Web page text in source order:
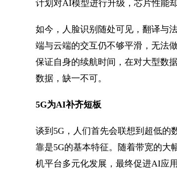
计划对AI模型进行升级，芯片性能
如今，人脸识别随处可见，翻译与
端与云端的交互仍不够平滑，无法
保证自身的续航时间，在对大型数
数据，缺一不可。
5G为AI补齐短板
谈到5G，人们首先会联想到超低的
靠是5G的基本特征。随着带宽的大
机平台多元化发展，最终促进AI应用